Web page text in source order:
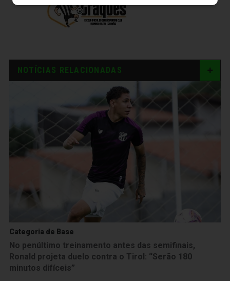
NOTÍCIAS RELACIONADAS
Categoria de Base
No penúltimo treinamento antes das semifinais,
Ronald projeta duelo contra o Tirol: “Serão 180
minutos difíceis”